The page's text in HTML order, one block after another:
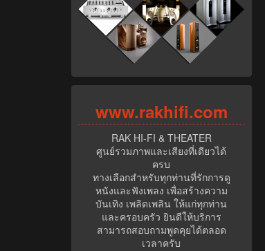
www.rakhifi.com
RAK HI-FI & THEATER
ศูนย์รวมภาพและเสียงที่เดียวได้
ครบ
ทางเลือกสำหรับทุกท่านที่รักการดู
หนังและฟังเพลง เพื่อสร้างความ
บันเทิง เพลิดเพลิน ให้แก่ทุกท่าน
และครอบครัว ยินดีให้บริการ
สามารถสอบถามพูดคุยได้ตลอด
เวลาครับ